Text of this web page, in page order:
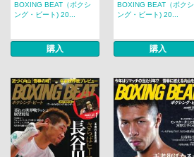
BOXING BEAT（ボクシ
ング・ビート) 20...
購入
BOXING BEAT（ボクシ
ング・ビート) 20...
購入